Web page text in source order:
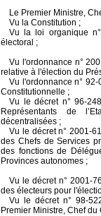
Le Premier Ministre,
Vu la Constitution ;
Vu la loi organique
électoral ;
Vu l'ordonnance n°
relative à l'élection du
Vu l'ordonnance n°
Constitutionnelle ;
Vu le décret n° 96-
Représentants de
décentralisées ;
Vu le décret n° 2001-
des Chefs de Services
des fonctions de
Provinces autonomes ;
Vu le décret n° 2001-
des électeurs pour
Vu le décret n° 98-
Premier Ministre, Chef du